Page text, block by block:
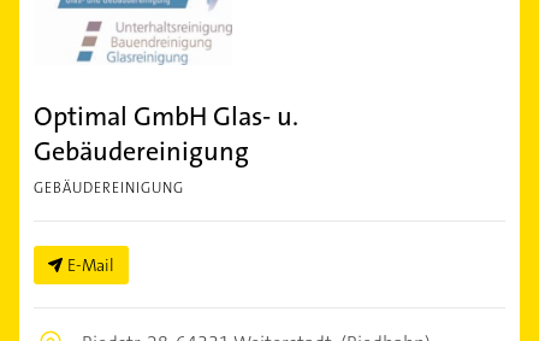
Optimal GmbH Glas- u.
Gebäudereinigung
GEBÄUDEREINIGUNG
E-Mail